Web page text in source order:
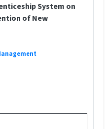
System on
of New